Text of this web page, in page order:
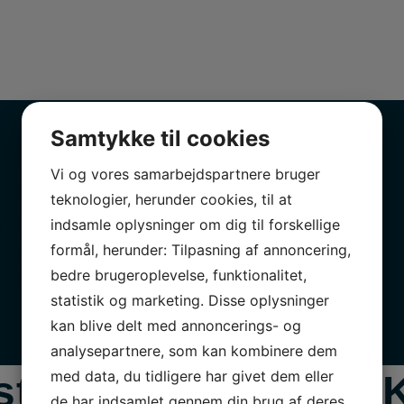
gratis
en bil klar til dig, så
kørende, mens din bil
værksted.
SOS Vejhjælp
Gratis vejhjælp efter 1.
serviceeftersyn
Find dit nærmeste autoværksted
fordele med
Samtykke til cookies
Vi og vores samarbejdspartnere bruger
teknologier, herunder cookies, til at
indsamle oplysninger om dig til forskellige
formål, herunder: Tilpasning af annoncering,
bedre brugeroplevelse, funktionalitet,
statistik og marketing. Disse oplysninger
kan blive delt med annoncerings- og
analysepartnere, som kan kombinere dem
med data, du tidligere har givet dem eller